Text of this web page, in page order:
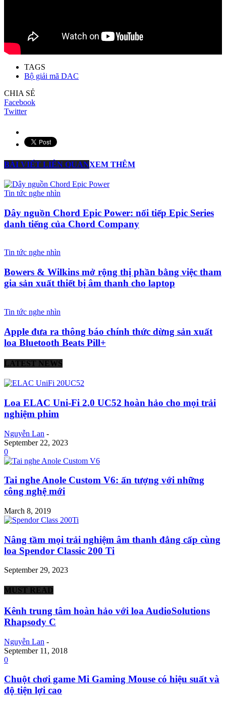
TAGS
Bộ giải mã DAC
CHIA SẺ
Facebook
Twitter
BÀI VIẾT LIÊN QUANXEM THÊM
Tin tức nghe nhìn
Dây nguồn Chord Epic Power: nối tiếp Epic Series
danh tiếng của Chord Company
Tin tức nghe nhìn
Bowers & Wilkins mở rộng thị phần bằng việc tham
gia sản xuất thiết bị âm thanh cho laptop
Tin tức nghe nhìn
Apple đưa ra thông báo chính thức dừng sản xuất
loa Bluetooth Beats Pill+
LATEST NEWS
Loa ELAC Uni-Fi 2.0 UC52 hoàn hảo cho mọi trải
nghiệm phim
Nguyễn Lan -
September 22, 2023
0
Tai nghe Anole Custom V6: ấn tượng với những
công nghệ mới
March 8, 2019
Nâng tầm mọi trải nghiệm âm thanh đẳng cấp cùng
loa Spendor Classic 200 Ti
September 29, 2023
MUST READ
Kênh trung tâm hoàn hảo với loa AudioSolutions
Rhapsody C
Nguyễn Lan -
September 11, 2018
0
Chuột chơi game Mi Gaming Mouse có hiệu suất và
độ tiện lợi cao